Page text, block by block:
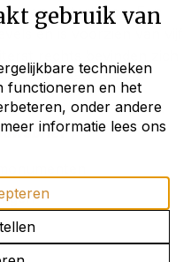
gebruik van
technieken
functioneren en het
onder andere
informatie lees ons
en waterlijsten. Een
en is voorzien van vijf
daartussenin
en ‘matigheid' uit.
van Vooreiland 12
werd dit huis voorzien
vlechtingen, naar het
Vooreiland 11.
als bedrijfsruimte